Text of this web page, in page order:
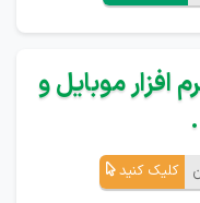
افزار موبایل و
کلیک کنید